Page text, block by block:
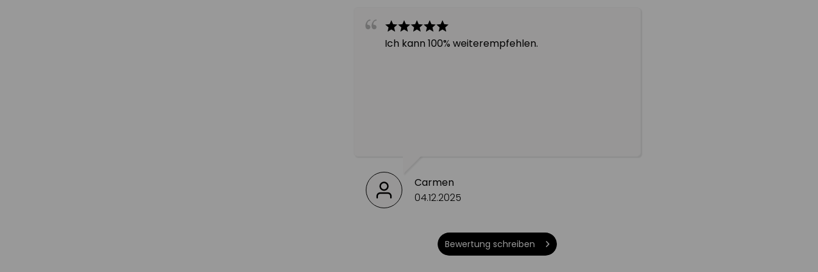
Ich kann 100% weiterempfehlen.
Carmen
04.12.2025
Bewertung schreiben